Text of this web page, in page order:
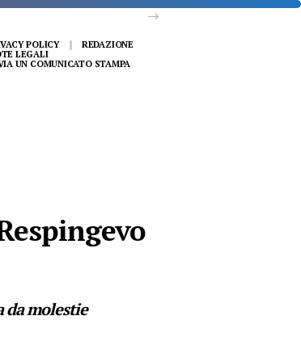
POLICY
REDAZIONE
LEGALI
UN COMUNICATO STAMPA
da molestie